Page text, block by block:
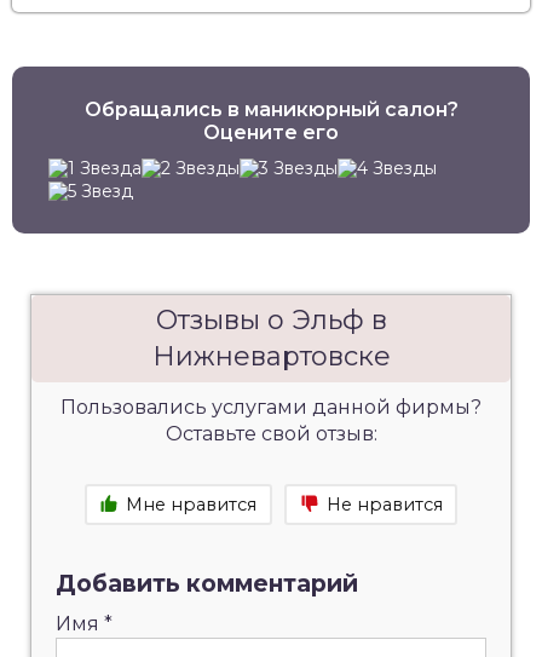
Обращались в маникюрный салон?
Оцените его
Отзывы о Эльф в
Нижневартовске
Пользовались услугами данной фирмы?
Оставьте свой отзыв:
Мне нравится Не нравится
Добавить комментарий
Имя *